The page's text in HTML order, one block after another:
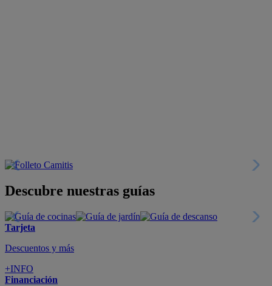
Descubre nuestras guías
Tarjeta
Descuentos y más
+INFO
Financiación